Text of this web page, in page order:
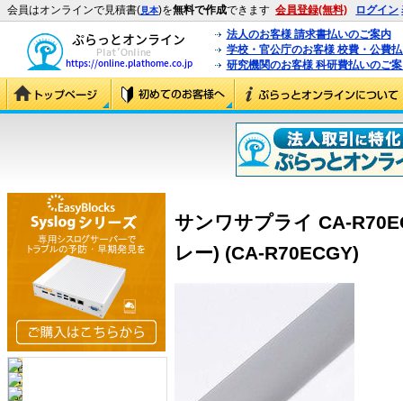
会員はオンラインで見積書(見本)を無料で作成できます 会員登録(無料) ログイン
法人のお客様 請求書払いのご案内
学校・官公庁のお客様 校費・公費
研究機関のお客様 科研費払いのご
サンワサプライ CA-
レー) (CA-R70ECGY)